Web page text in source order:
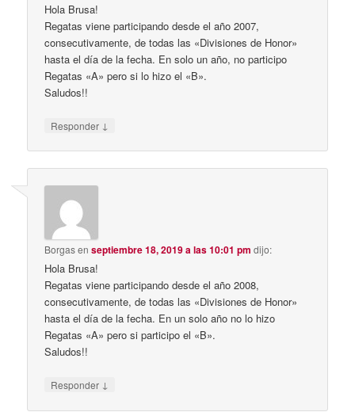
Hola Brusa!
Regatas viene participando desde el año 2007,
consecutivamente, de todas las «Divisiones de Honor»
hasta el día de la fecha. En solo un año, no participo
Regatas «A» pero si lo hizo el «B».
Saludos!!
Responder ↓
Borgasenseptiembre 18, 2019 a las 10:01 pm dijo:
Hola Brusa!
Regatas viene participando desde el año 2008,
consecutivamente, de todas las «Divisiones de Honor»
hasta el día de la fecha. En un solo año no lo hizo
Regatas «A» pero si participo el «B».
Saludos!!
Responder ↓